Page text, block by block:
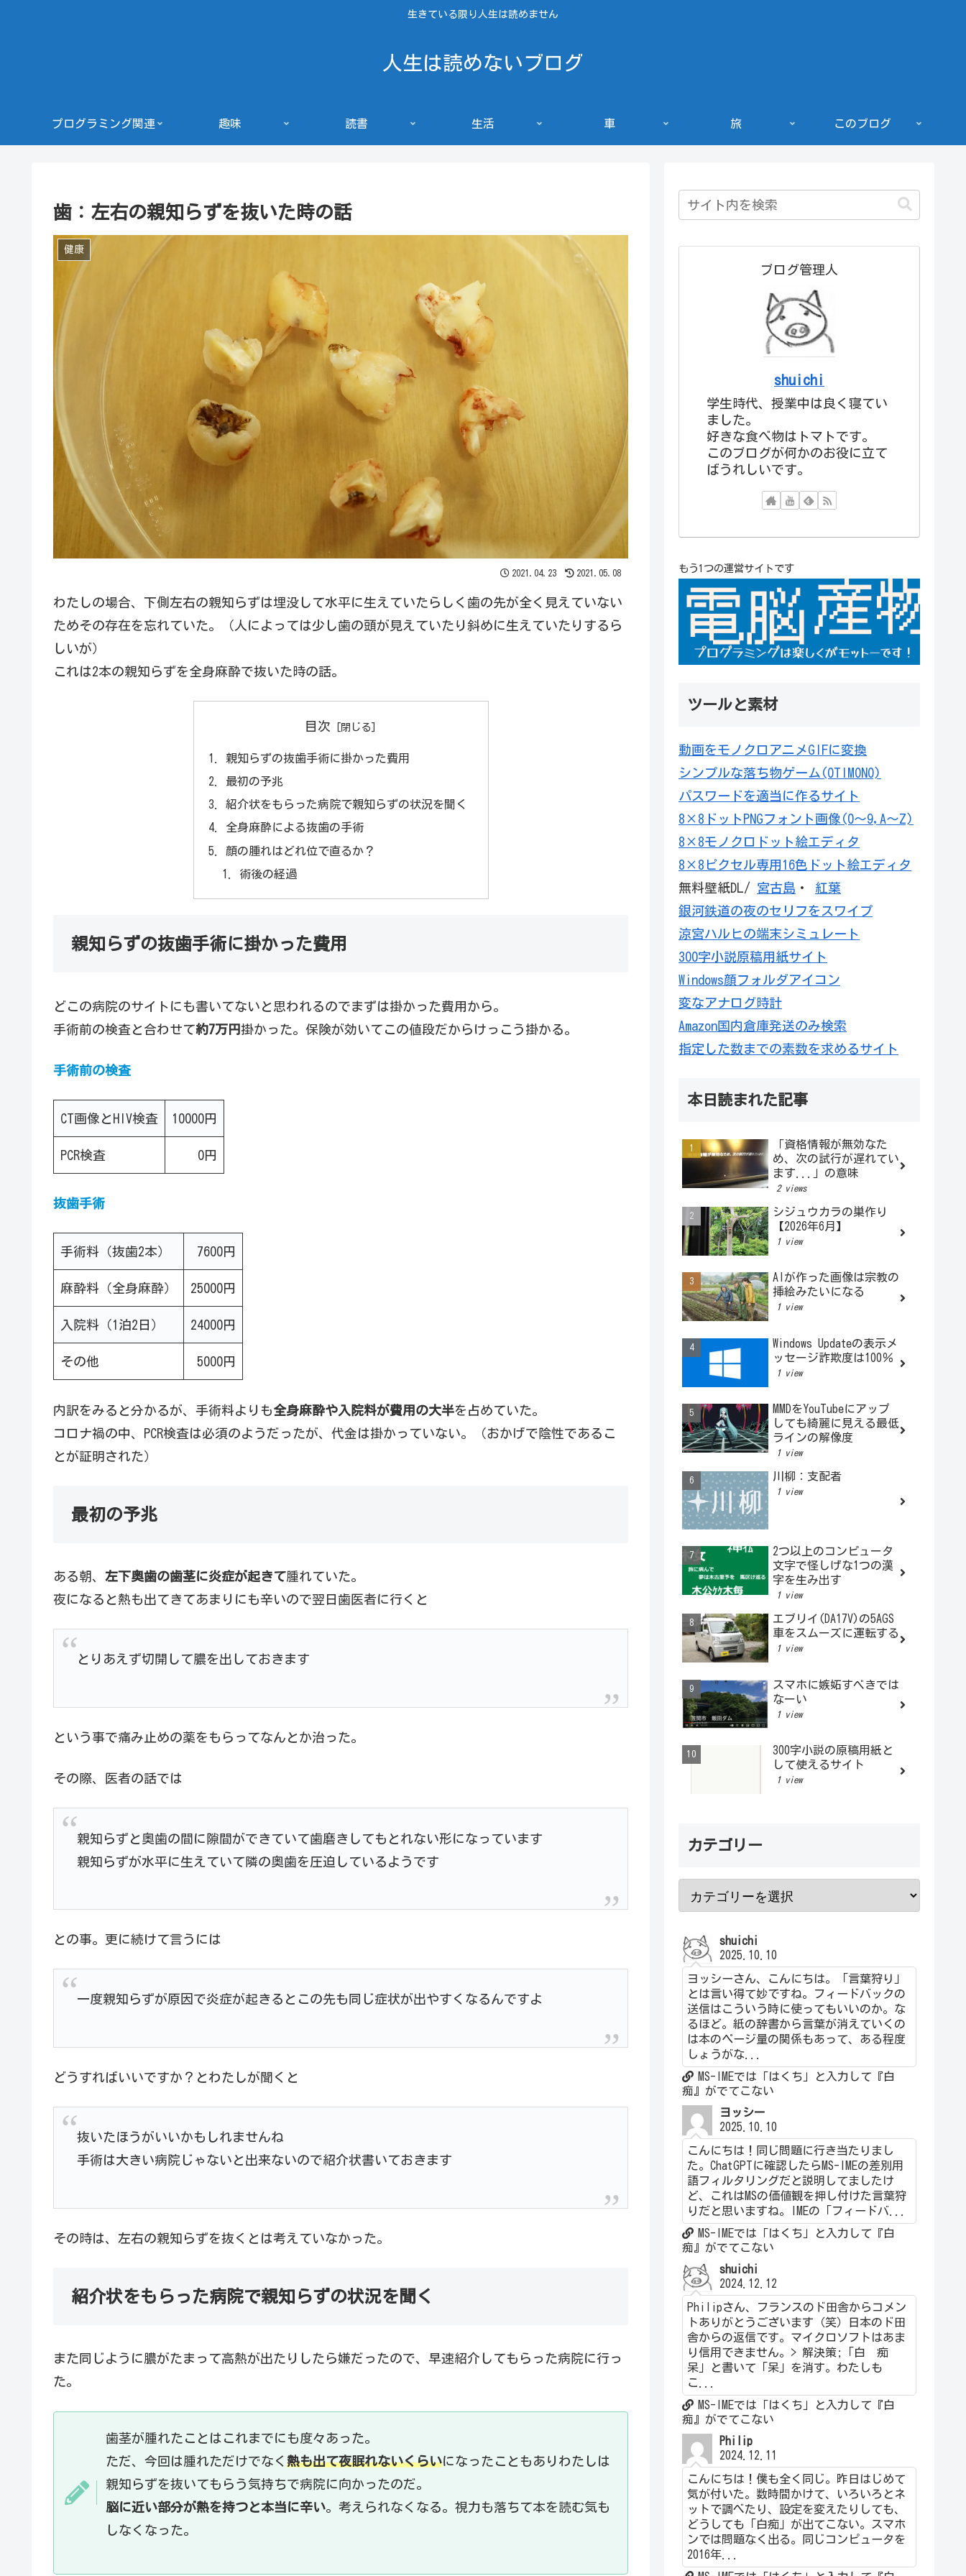
生きている限り人生は読めません
人生は読めないブログ
プログラミング関連 趣味 読書 生活 車 旅 このブログ
歯：左右の親知らずを抜いた時の話
健康
2021.04.23 2021.05.08
わたしの場合、下側左右の親知らずは埋没して水平に生えていたらしく歯の先が全く見えていない
ためその存在を忘れていた。（人によっては少し歯の頭が見えていたり斜めに生えていたりするら
しいが）
これは2本の親知らずを全身麻酔で抜いた時の話。
目次
親知らずの抜歯手術に掛かった費用
最初の予兆
紹介状をもらった病院で親知らずの状況を聞く
全身麻酔による抜歯の手術
顔の腫れはどれ位で直るか？
術後の経過
親知らずの抜歯手術に掛かった費用
どこの病院のサイトにも書いてないと思われるのでまずは掛かった費用から。
手術前の検査と合わせて約7万円 掛かった。保険が効いてこの値段だからけっこう掛かる。
手術前の検査
CT画像とHIV検査 10000円
PCR検査 0円
抜歯手術
手術料（抜歯2本） 7600円
麻酔料（全身麻酔） 25000円
入院料（1泊2日） 24000円
その他 5000円
内訳をみると分かるが、手術料よりも全身麻酔や入院料が費用の大半を占めていた。
コロナ禍の中、PCR検査は必須のようだったが、代金は掛かっていない。（おかげで陰性であるこ
とが証明された）
最初の予兆
ある朝、 左下奥歯の歯茎に炎症が起きて腫れていた。
夜になると熱も出てきてあまりにも辛いので翌日歯医者に行くと
とりあえず切開して膿を出しておきます
という事で痛み止めの薬をもらってなんとか治った。
その際、医者の話では
親知らずと奥歯の間に隙間ができていて歯磨きしてもとれない形になっています
親知らずが水平に生えていて隣の奥歯を圧迫しているようです
との事。更に続けて言うには
一度親知らずが原因で炎症が起きるとこの先も同じ症状が出やすくなるんですよ
どうすればいいですか？とわたしが聞くと
抜いたほうがいいかもしれませんね
手術は大きい病院じゃないと出来ないので紹介状書いておきます
その時は、左右の親知らずを抜くとは考えていなかった。
紹介状をもらった病院で親知らずの状況を聞く
また同じように膿がたまって高熱が出たりしたら嫌だったので、早速紹介してもらった病院に行っ
た。
歯茎が腫れたことはこれまでにも度々あった。
ただ、今回は腫れただけでなく 熱も出て夜眠れないくらいになったこともありわたしは
親知らずを抜いてもらう気持ちで病院に向かったのだ。
脳に近い部分が熱を持つと本当に辛い。考えられなくなる。視力も落ちて本を読む気も
しなくなった。
ブログ管理人
shuichi
学生時代、授業中は良く寝てい
ました。
好きな食べ物はトマトです。
このブログが何かのお役に立て
ばうれしいです。
もう1つの運営サイトです
ツールと素材
動画をモノクロアニメGIFに変換
シンプルな落ち物ゲーム(OTIMONO)
パスワードを適当に作るサイト
8×8ドットPNGフォント画像(0～9,A～Z)
8×8モノクロドット絵エディタ
8×8ピクセル専用16色ドット絵エディタ
無料壁紙DL/ 宮古島 ・ 紅葉
銀河鉄道の夜のセリフをスワイプ
涼宮ハルヒの端末シミュレート
300字小説原稿用紙サイト
Windows顔フォルダアイコン
変なアナログ時計
Amazon国内倉庫発送のみ検索
指定した数までの素数を求めるサイト
本日読まれた記事
「資格情報が無効なた
め、次の試行が遅れてい
ます...」の意味
2 views
シジュウカラの巣作り
【2026年6月】
1 view
AIが作った画像は宗教の
挿絵みたいになる
1 view
Windows Updateの表示メ
ッセージ詐欺度は100％
1 view
MMDをYouTubeにアップ
しても綺麗に見える最低
ラインの解像度
1 view
川柳：支配者
1 view
2つ以上のコンピュータ
文字で怪しげな1つの漢
字を生み出す
1 view
エブリイ(DA17V)の5AGS
車をスムーズに運転する
1 view
スマホに嫉妬すべきでは
なーい
1 view
300字小説の原稿用紙と
して使えるサイト
1 view
カテゴリー
shuichi
2025.10.10
ヨッシーさん、こんにちは。「言葉狩り」
とは言い得て妙ですね。フィードバックの
送信はこういう時に使ってもいいのか。な
るほど。紙の辞書から言葉が消えていくの
は本のページ量の関係もあって、ある程度
しょうがな...
MS-IMEでは「はくち」と入力して『白
痴』がでてこない
ヨッシー
2025.10.10
こんにちは！同じ問題に行き当たりまし
た。ChatGPTに確認したらMS-IMEの差別用
語フィルタリングだと説明してましたけ
ど、これはMSの価値観を押し付けた言葉狩
りだと思いますね。IMEの「フィードバ...
MS-IMEでは「はくち」と入力して『白
痴』がでてこない
shuichi
2024.12.12
Philipさん、フランスのド田舎からコメン
トありがとうございます（笑）日本のド田
舎からの返信です。マイクロソフトはあま
り信用できません。> 解決策;「白 痴
呆」と書いて「呆」を消す。わたしも
こ...
MS-IMEでは「はくち」と入力して『白
痴』がでてこない
Philip
2024.12.11
こんにちは！僕も全く同じ。昨日はじめて
気が付いた。数時間かけて、いろいろとネ
ットで調べたり、設定を変えたりしても、
どうしても「白痴」が出てこない。スマホ
ンでは問題なく出る。同じコンピュータを
2016年...